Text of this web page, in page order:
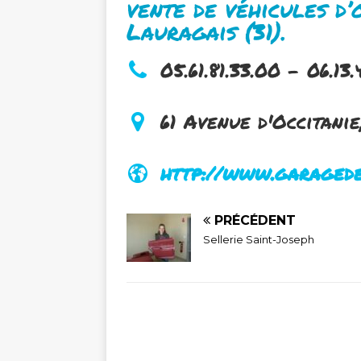
vente de véhicules
Lauragais (31).
05.61.81.33.00 -
61 Avenue
http://
PRÉCÉDENT
Sellerie Saint-Joseph